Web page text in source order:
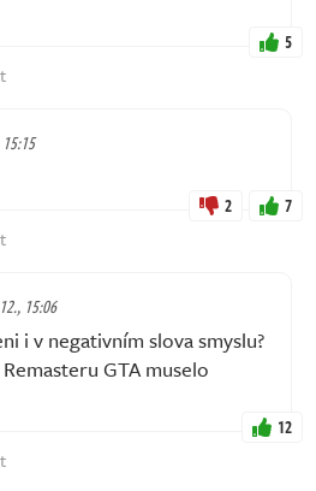
5
2 7
15:06
i v negativním slova smyslu?
GTA muselo
12